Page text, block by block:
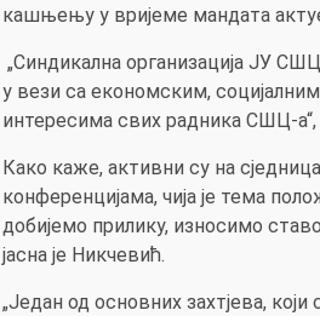
кашњењу у вријеме мандата
„Синдикална организација ЈУ
у вези са економским,
интересима свих радника СШЦ-
Како каже, активни су на
конференцијама, чија је тема
добијемо прилику, износимо
јасна је Никчевић.
„Један од основних захтјева,